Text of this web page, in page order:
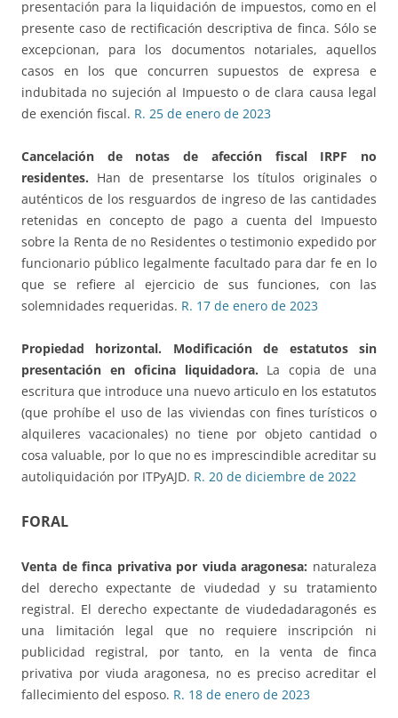
presentación para la liquidación de impuestos, como en el
presente caso de rectificación descriptiva de finca. Sólo se
excepcionan, para los documentos notariales, aquellos
casos en los que concurren supuestos de expresa e
indubitada no sujeción al Impuesto o de clara causa legal
de exención fiscal. R. 25 de enero de 2023
Cancelación de notas de afección fiscal IRPF no
residentes. Han de presentarse los títulos originales o
auténticos de los resguardos de ingreso de las cantidades
retenidas en concepto de pago a cuenta del Impuesto
sobre la Renta de no Residentes o testimonio expedido por
funcionario público legalmente facultado para dar fe en lo
que se refiere al ejercicio de sus funciones, con las
solemnidades requeridas. R. 17 de enero de 2023
Propiedad horizontal. Modificación de estatutos sin
presentación en oficina liquidadora. La copia de una
escritura que introduce una nuevo articulo en los estatutos
(que prohíbe el uso de las viviendas con fines turísticos o
alquileres vacacionales) no tiene por objeto cantidad o
cosa valuable, por lo que no es imprescindible acreditar su
autoliquidación por ITPyAJD. R. 20 de diciembre de 2022
FORAL
Venta de finca privativa por viuda aragonesa: naturaleza
del derecho expectante de viudedad y su tratamiento
registral. El derecho expectante de viudedadaragonés es
una limitación legal que no requiere inscripción ni
publicidad registral, por tanto, en la venta de finca
privativa por viuda aragonesa, no es preciso acreditar el
fallecimiento del esposo. R. 18 de enero de 2023